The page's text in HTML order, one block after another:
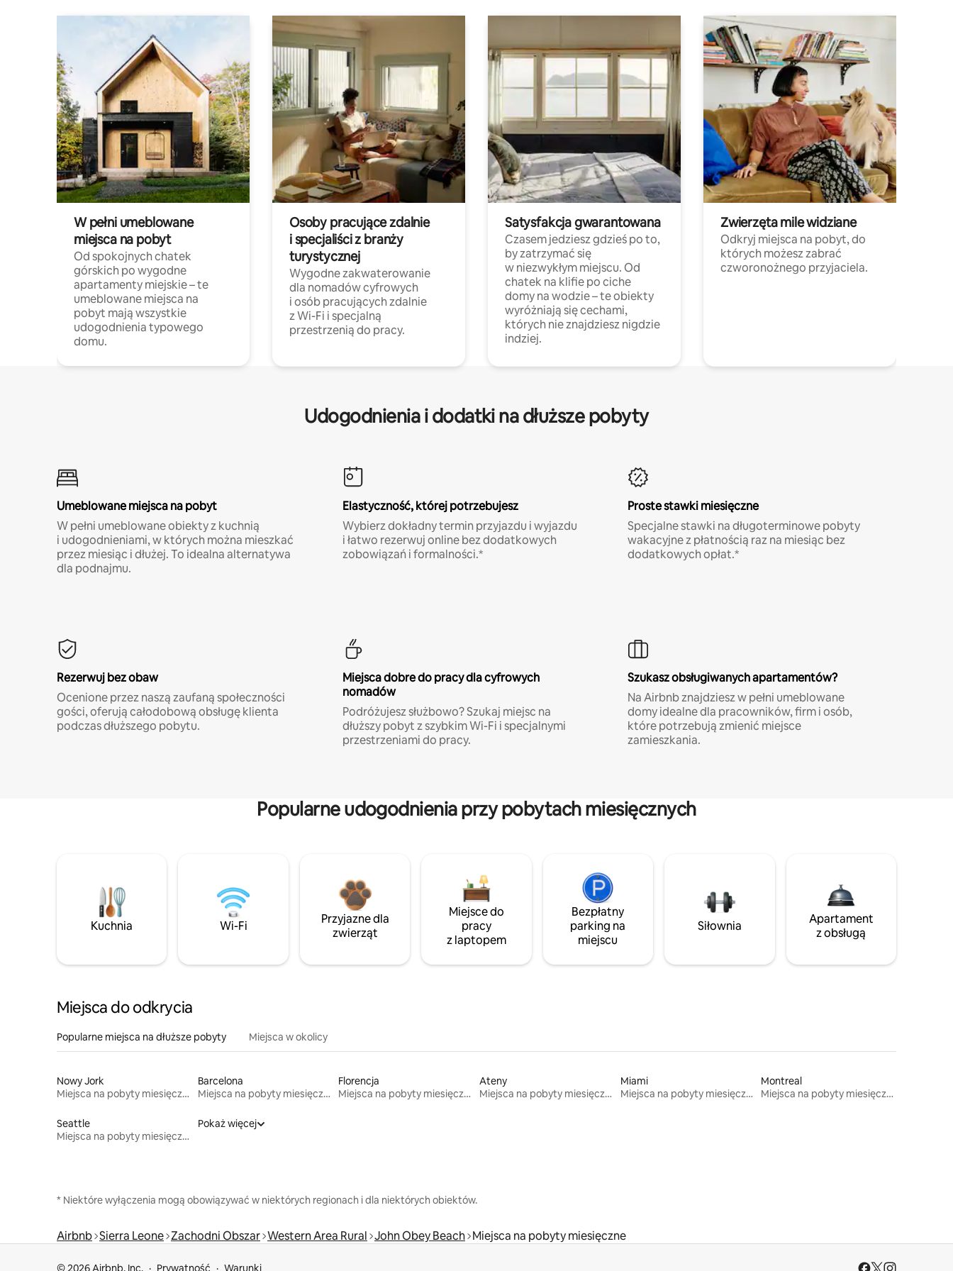
W pełni umeblowane
miejsca na pobyt
Od spokojnych chatek
górskich po wygodne
apartamenty miejskie – te
umeblowane miejsca na
pobyt mają wszystkie
udogodnienia typowego
domu.
Osoby pracujące zdalnie
i specjaliści z branży
turystycznej
Wygodne zakwaterowanie
dla nomadów cyfrowych
i osób pracujących zdalnie
z Wi-Fi i specjalną
przestrzenią do pracy.
Satysfakcja gwarantowana
Czasem jedziesz gdzieś po to,
by zatrzymać się
w niezwykłym miejscu. Od
chatek na klifie po ciche
domy na wodzie – te obiekty
wyróżniają się cechami,
których nie znajdziesz nigdzie
indziej.
Zwierzęta mile widziane
Odkryj miejsca na pobyt, do
których możesz zabrać
czworonożnego przyjaciela.
Udogodnienia i dodatki na dłuższe pobyty
Umeblowane miejsca na pobyt
W pełni umeblowane obiekty z kuchnią
i udogodnieniami, w których można mieszkać
przez miesiąc i dłużej. To idealna alternatywa
dla podnajmu.
Elastyczność, której potrzebujesz
Wybierz dokładny termin przyjazdu i wyjazdu
i łatwo rezerwuj online bez dodatkowych
zobowiązań i formalności.*
Proste stawki miesięczne
Specjalne stawki na długoterminowe pobyty
wakacyjne z płatnością raz na miesiąc bez
dodatkowych opłat.*
Rezerwuj bez obaw
Ocenione przez naszą zaufaną społeczności
gości, oferują całodobową obsługę klienta
podczas dłuższego pobytu.
Miejsca dobre do pracy dla cyfrowych
nomadów
Podróżujesz służbowo? Szukaj miejsc na
dłuższy pobyt z szybkim Wi-Fi i specjalnymi
przestrzeniami do pracy.
Szukasz obsługiwanych apartamentów?
Na Airbnb znajdziesz w pełni umeblowane
domy idealne dla pracowników, firm i osób,
które potrzebują zmienić miejsce
zamieszkania.
Popularne udogodnienia przy pobytach miesięcznych
Kuchnia Wi-Fi
Przyjazne dla
zwierząt
Miejsce do
pracy
z laptopem
Bezpłatny
parking na
miejscu
Siłownia
Apartament
z obsługą
Miejsca do odkrycia
Popularne miejsca na dłuższe pobyty Miejsca w okolicy
Nowy Jork
Miejsca na pobyty miesięczne
Barcelona
Miejsca na pobyty miesięczne
Florencja
Miejsca na pobyty miesięczne
Ateny
Miejsca na pobyty miesięczne
Miami
Miejsca na pobyty miesięczne
Montreal
Miejsca na pobyty miesięczne
Seattle
Miejsca na pobyty miesięczne
Pokaż więcej
* Niektóre wyłączenia mogą obowiązywać w niektórych regionach i dla niektórych obiektów.
Airbnb Sierra Leone Zachodni Obszar Western Area Rural John Obey Beach Miejsca na pobyty miesięczne
© 2026 Airbnb, Inc. Prywatność Warunki